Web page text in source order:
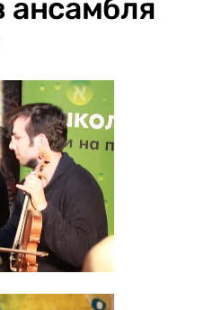
ансамбля